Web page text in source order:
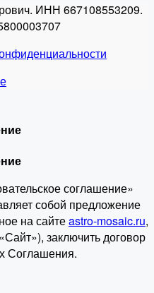
ИНН 667108553209.
соглашение»
собой предложение
на сайтеastro-mosaic.ru,
заключить договор
Соглашения.